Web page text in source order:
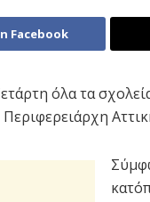
Facebook
όλα τα